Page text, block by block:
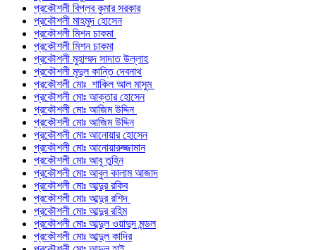
প্রকৌশলী বিপ্লব কুমার সরকার
প্রকৌশলী মাহমুদ হোসেন
প্রকৌশলী মিশন চাকমা
প্রকৌশলী মিশন চাকমা
প্রকৌশলী মুহাম্মদ সাদাত উল্লাহ
প্রকৌশলী মৃদুল কান্তি দেবনাথ
প্রকৌশলী মোঃ শাকিল আল মাসুম
প্রকৌশলী মোঃ আক্তার হোসেন
প্রকৌশলী মোঃ আজিম উদ্দিন
প্রকৌশলী মোঃ আজিম উদ্দিন
প্রকৌশলী মোঃ আনোয়ার হোসেন
প্রকৌশলী মোঃ আনোয়ারুজ্জামান
প্রকৌশলী মোঃ আবু তুহিন
প্রকৌশলী মোঃ আবুল কালাম আজাদ
প্রকৌশলী মোঃ আব্দুর রকিব
প্রকৌশলী মোঃ আব্দুর রশিদ
প্রকৌশলী মোঃ আব্দুর রহিম
প্রকৌশলী মোঃ আব্দুল ওয়াদুদ মন্ডল
প্রকৌশলী মোঃ আব্দুল কাদির